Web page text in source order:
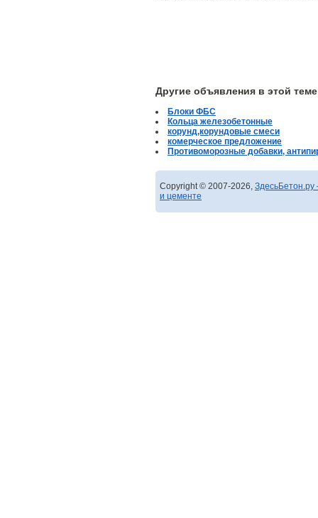
Другие объявления в этой теме
Блоки ФБС
Кольца железобетонные
корунд,корундовые смеси
комерческое предложение
Противоморозные добавки,
Copyright © 2007-2026,
и цементе